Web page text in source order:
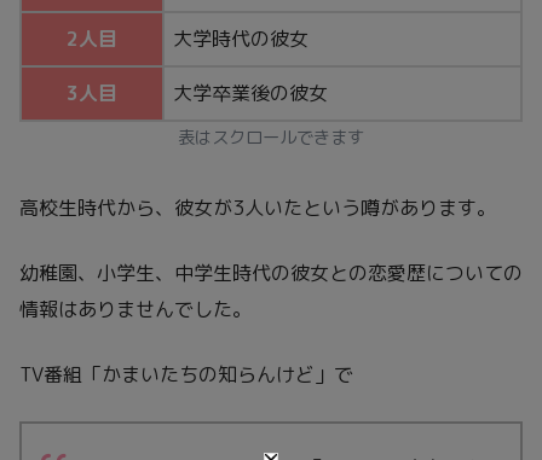
2人目 大学時代の彼女
3人目 大学卒業後の彼女
表はスクロールできます
高校生時代から、彼女が3人いたという噂があります。
幼稚園、小学生、中学生時代の彼女との恋愛歴についての
情報はありませんでした。
TV番組「かまいたちの知らんけど」で